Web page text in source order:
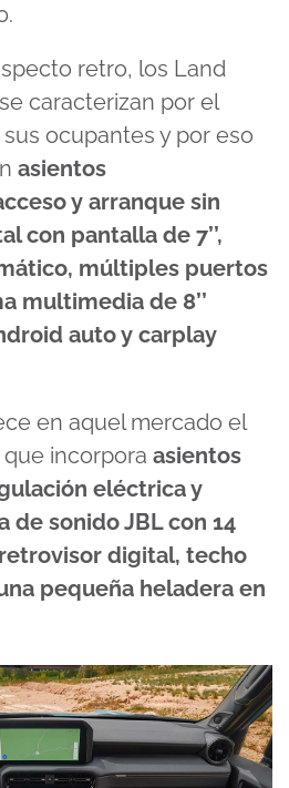
retro, los Land
caracterizan por el
ocupantes y por eso
asientos
y arranque sin
con pantalla de 7’’,
múltiples puertos
multimedia de 8’’
auto y carplay
en aquel mercado el
incorpora asientos
eléctrica y
de sonido JBL con 14
digital, techo
pequeña heladera en